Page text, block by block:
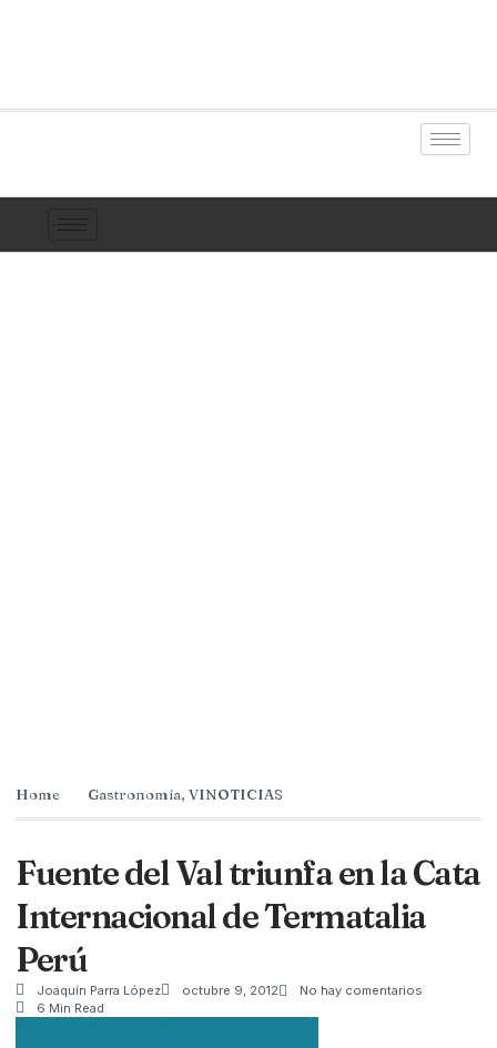
Home Gastronomía, VINOTICIAS
Fuente del Val triunfa en la Cata
Internacional de Termatalia
Perú
Joaquín Parra López octubre 9, 2012
No hay comentarios
6 Min Read